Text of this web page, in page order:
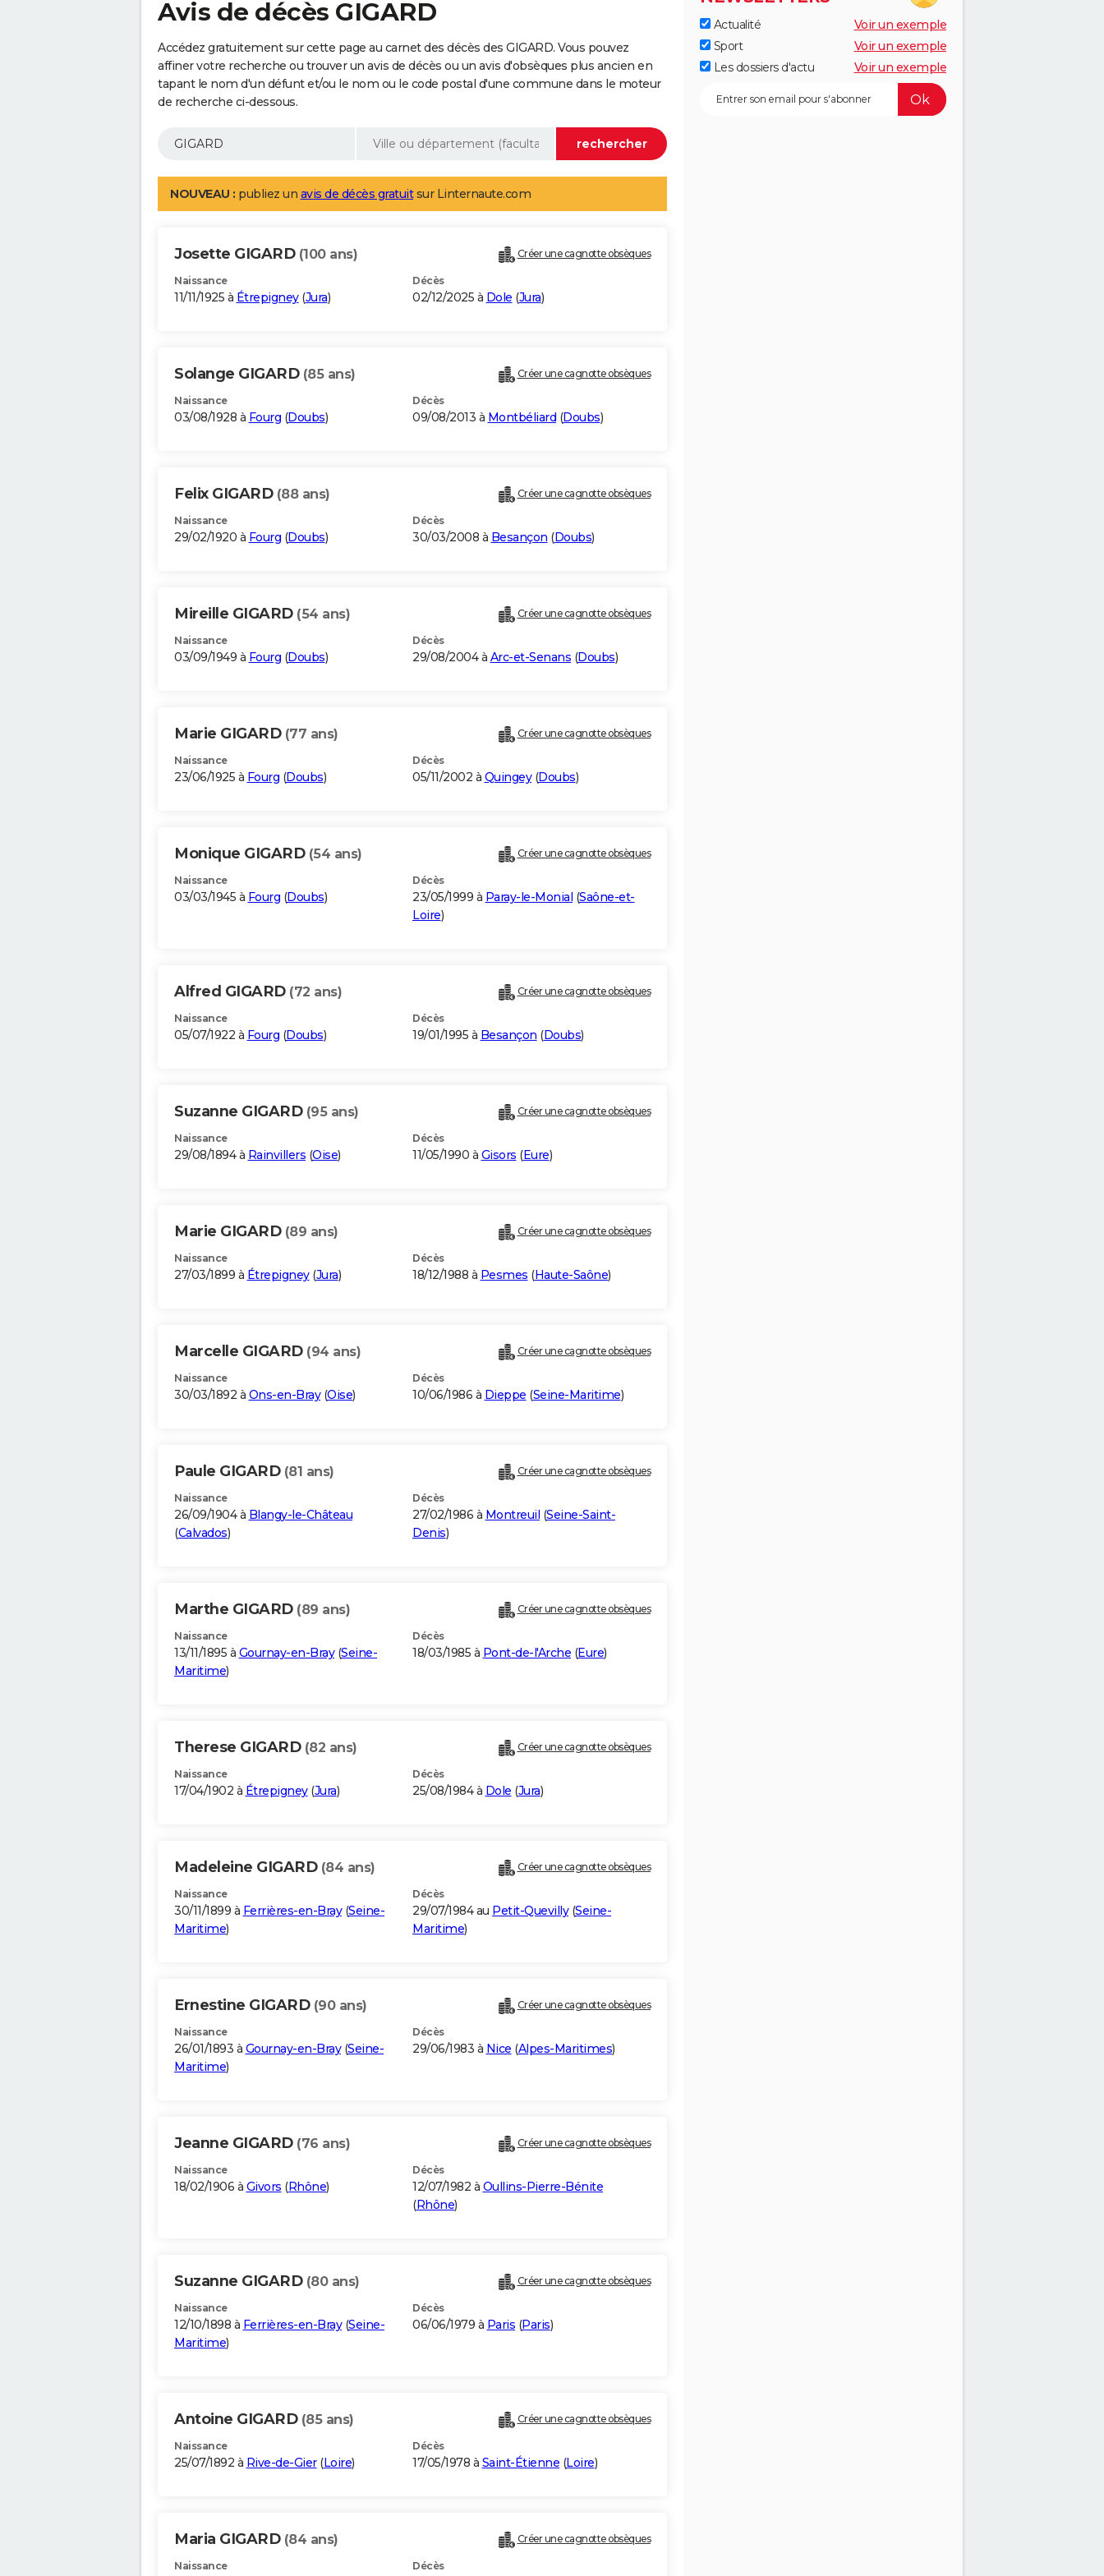
Avis de décès GIGARD
Accédez gratuitement sur cette page au carnet des décès des GIGARD. Vous pouvez
affiner votre recherche ou trouver un avis de décès ou un avis d'obsèques plus ancien en
tapant le nom d'un défunt et/ou le nom ou le code postal d'une commune dans le moteur
de recherche ci-dessous.
NOUVEAU : publiez un avis de décès gratuitsur Linternaute.com
Josette GIGARD (100 ans) Créer une cagnotte obsèques
Naissance
11/11/1925 à Étrepigney(Jura)
Décès
02/12/2025 à Dole (Jura)
Solange GIGARD (85 ans) Créer une cagnotte obsèques
Naissance
03/08/1928 à Fourg (Doubs)
Décès
09/08/2013 à Montbéliard (Doubs)
Felix GIGARD (88 ans) Créer une cagnotte obsèques
Naissance
29/02/1920 à Fourg (Doubs)
Décès
30/03/2008 à Besançon (Doubs)
Mireille GIGARD (54 ans) Créer une cagnotte obsèques
Naissance
03/09/1949 à Fourg (Doubs)
Décès
29/08/2004 à Arc-et-Senans (Doubs)
Marie GIGARD (77 ans) Créer une cagnotte obsèques
Naissance
23/06/1925 à Fourg (Doubs)
Décès
05/11/2002 à Quingey(Doubs)
Monique GIGARD (54 ans) Créer une cagnotte obsèques
Naissance
03/03/1945 à Fourg (Doubs)
Décès
23/05/1999 à Paray-le-Monial (Saône-et-
Loire)
Alfred GIGARD (72 ans) Créer une cagnotte obsèques
Naissance
05/07/1922 à Fourg (Doubs)
Décès
19/01/1995 à Besançon (Doubs)
Suzanne GIGARD (95 ans) Créer une cagnotte obsèques
Naissance
29/08/1894 à Rainvillers (Oise)
Décès
11/05/1990 à Gisors (Eure)
Marie GIGARD (89 ans) Créer une cagnotte obsèques
Naissance
27/03/1899 à Étrepigney(Jura)
Décès
18/12/1988 à Pesmes (Haute-Saône)
Marcelle GIGARD (94 ans) Créer une cagnotte obsèques
Naissance
30/03/1892 à Ons-en-Bray(Oise)
Décès
10/06/1986 à Dieppe (Seine-Maritime)
Paule GIGARD (81 ans) Créer une cagnotte obsèques
Naissance
26/09/1904 à Blangy-le-Château
(Calvados)
Décès
27/02/1986 à Montreuil (Seine-Saint-
Denis)
Marthe GIGARD (89 ans) Créer une cagnotte obsèques
Naissance
13/11/1895 à Gournay-en-Bray(Seine-
Maritime)
Décès
18/03/1985 à Pont-de-l'Arche (Eure)
Therese GIGARD (82 ans) Créer une cagnotte obsèques
Naissance
17/04/1902 à Étrepigney(Jura)
Décès
25/08/1984 à Dole (Jura)
Madeleine GIGARD (84 ans) Créer une cagnotte obsèques
Naissance
30/11/1899 à Ferrières-en-Bray(Seine-
Maritime)
Décès
29/07/1984 au Petit-Quevilly(Seine-
Maritime)
Ernestine GIGARD (90 ans) Créer une cagnotte obsèques
Naissance
26/01/1893 à Gournay-en-Bray(Seine-
Maritime)
Décès
29/06/1983 à Nice (Alpes-Maritimes)
Jeanne GIGARD (76 ans) Créer une cagnotte obsèques
Naissance
18/02/1906 à Givors (Rhône)
Décès
12/07/1982 à Oullins-Pierre-Bénite
(Rhône)
Suzanne GIGARD (80 ans) Créer une cagnotte obsèques
Naissance
12/10/1898 à Ferrières-en-Bray(Seine-
Maritime)
Décès
06/06/1979 à Paris (Paris)
Antoine GIGARD (85 ans) Créer une cagnotte obsèques
Naissance
25/07/1892 à Rive-de-Gier(Loire)
Décès
17/05/1978 à Saint-Étienne (Loire)
Maria GIGARD (84 ans) Créer une cagnotte obsèques
Naissance Décès
Actualité
Voir un exemple
Sport
Voir un exemple
Les dossiers d'actu
Voir un exemple